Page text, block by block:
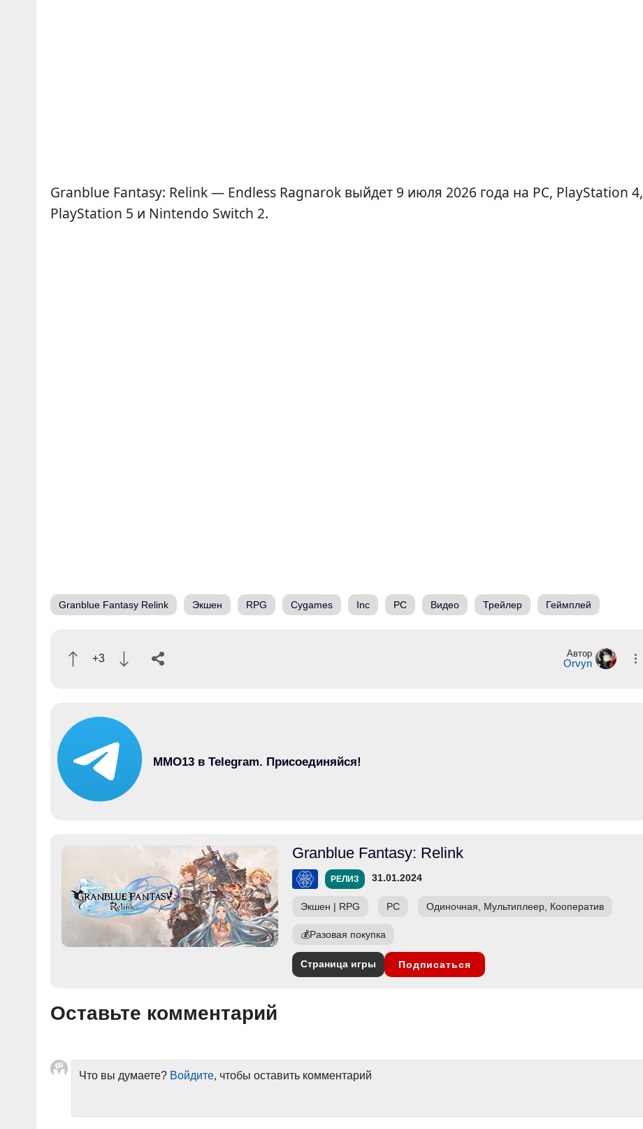
Granblue Fantasy: Relink — Endless Ragnarok выйдет 9 июля 2026 года на PC, PlayStation 4,
PlayStation 5 и Nintendo Switch 2.
Granblue Fantasy Relink Экшен RPG Cygames Inc PC Видео Трейлер Геймплей
+3 Автор
Orvyn
MMO13 в Telegram. Присоединяйся!
Granblue Fantasy: Relink
РЕЛИЗ 31.01.2024
Экшен | RPG PC Одиночная, Мультиплеер, Кооператив
💰Разовая покупка
Страница игры Подписаться
Оставьте комментарий
Что вы думаете? Войдите, чтобы оставить комментарий